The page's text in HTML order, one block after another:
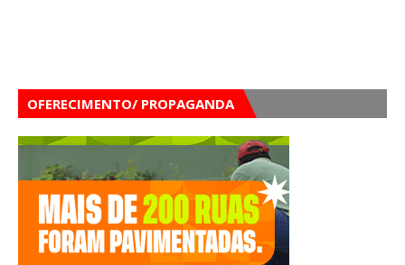
OFERECIMENTO/ PROPAGANDA